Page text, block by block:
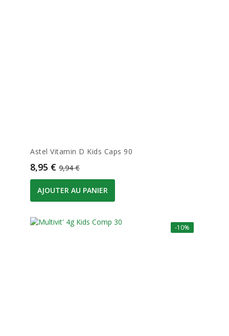
Astel Vitamin D Kids Caps 90
Prix
8,95 € Prix de base
9,94 €
AJOUTER AU PANIER
-10%